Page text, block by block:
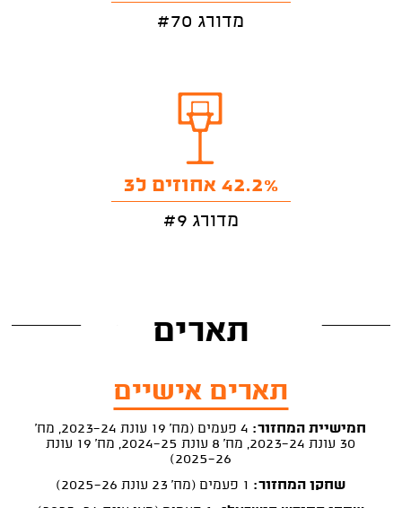
מדורג #70
42.2% אחוזים ל3
מדורג #9
תארים
תארים אישיים
חמישיית המחזור:
4 פעמים (מח' 19 עונת 2023-24, מח'
30 עונת 2023-24, מח' 8 עונת 2024-25, מח' 19 עונת
2025-26)
שחקן המחזור: